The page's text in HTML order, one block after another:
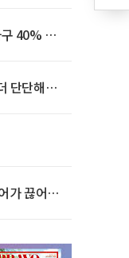
40% 노
단단해진
가 끊어야